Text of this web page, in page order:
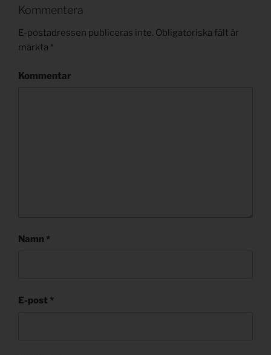
Kommentera
E-postadressen publiceras inte. Obligatoriska fält är
märkta *
Kommentar
Namn *
E-post *